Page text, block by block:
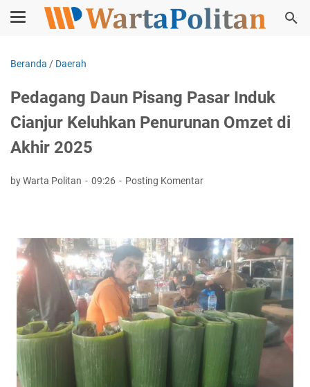
Beranda / Daerah
Pedagang Daun Pisang Pasar Induk
Cianjur Keluhkan Penurunan Omzet di
Akhir 2025
by Warta Politan 09:26 Posting Komentar